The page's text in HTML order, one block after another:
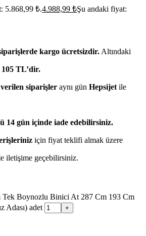
5.868,99 ₺.4.988,99 ₺Şu andaki fiyat:
kargo ücretsizdir. Altındaki
105 TL’dir.
siparişler aynı gün Hepsijet ile
14 gün içinde iade edebilirsiniz.
için fiyat teklifi almak üzere
iletişime geçebilirsiniz.
Tek Boynozlu Binici At 287 Cm 193 Cm
Adası) adet
+